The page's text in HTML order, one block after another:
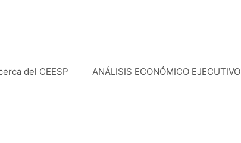
del CEESP ANÁLISIS ECONÓMICO EJECUTIVO